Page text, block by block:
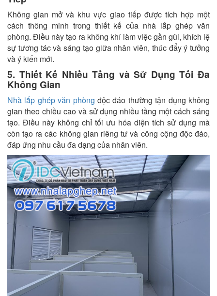
Không gian mở và khu vực giao tiếp được tích hợp một
cách thông minh trong thiết kế của nhà lắp ghép văn
phòng. Điều này tạo ra không khí làm việc gần gũi, khích lệ
sự tương tác và sáng tạo giữa nhân viên, thúc đẩy ý tưởng
và ý kiến mới.
5. Thiết Kế Nhiều Tầng và Sử Dụng Tối Đa
Không Gian
Nhà lắp ghép văn phòng độc đáo thường tận dụng không
gian theo chiều cao và sử dụng nhiều tầng một cách sáng
tạo. Điều này không chỉ tối ưu hóa diện tích sử dụng mà
còn tạo ra các không gian riêng tư và công cộng độc đáo,
đáp ứng nhu cầu đa dạng của nhân viên.